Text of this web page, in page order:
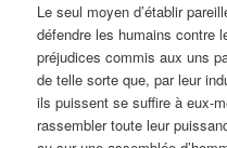
Le seul moyen d’établir
défendre les humains contre
préjudices commis aux uns
de telle sorte que, par leur
ils puissent se suffire à eux-
rassembler toute leur